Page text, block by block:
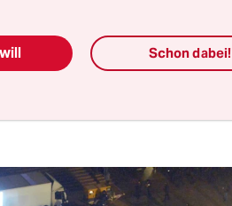
bestand.
für Verzögerungen
Schon dabei!